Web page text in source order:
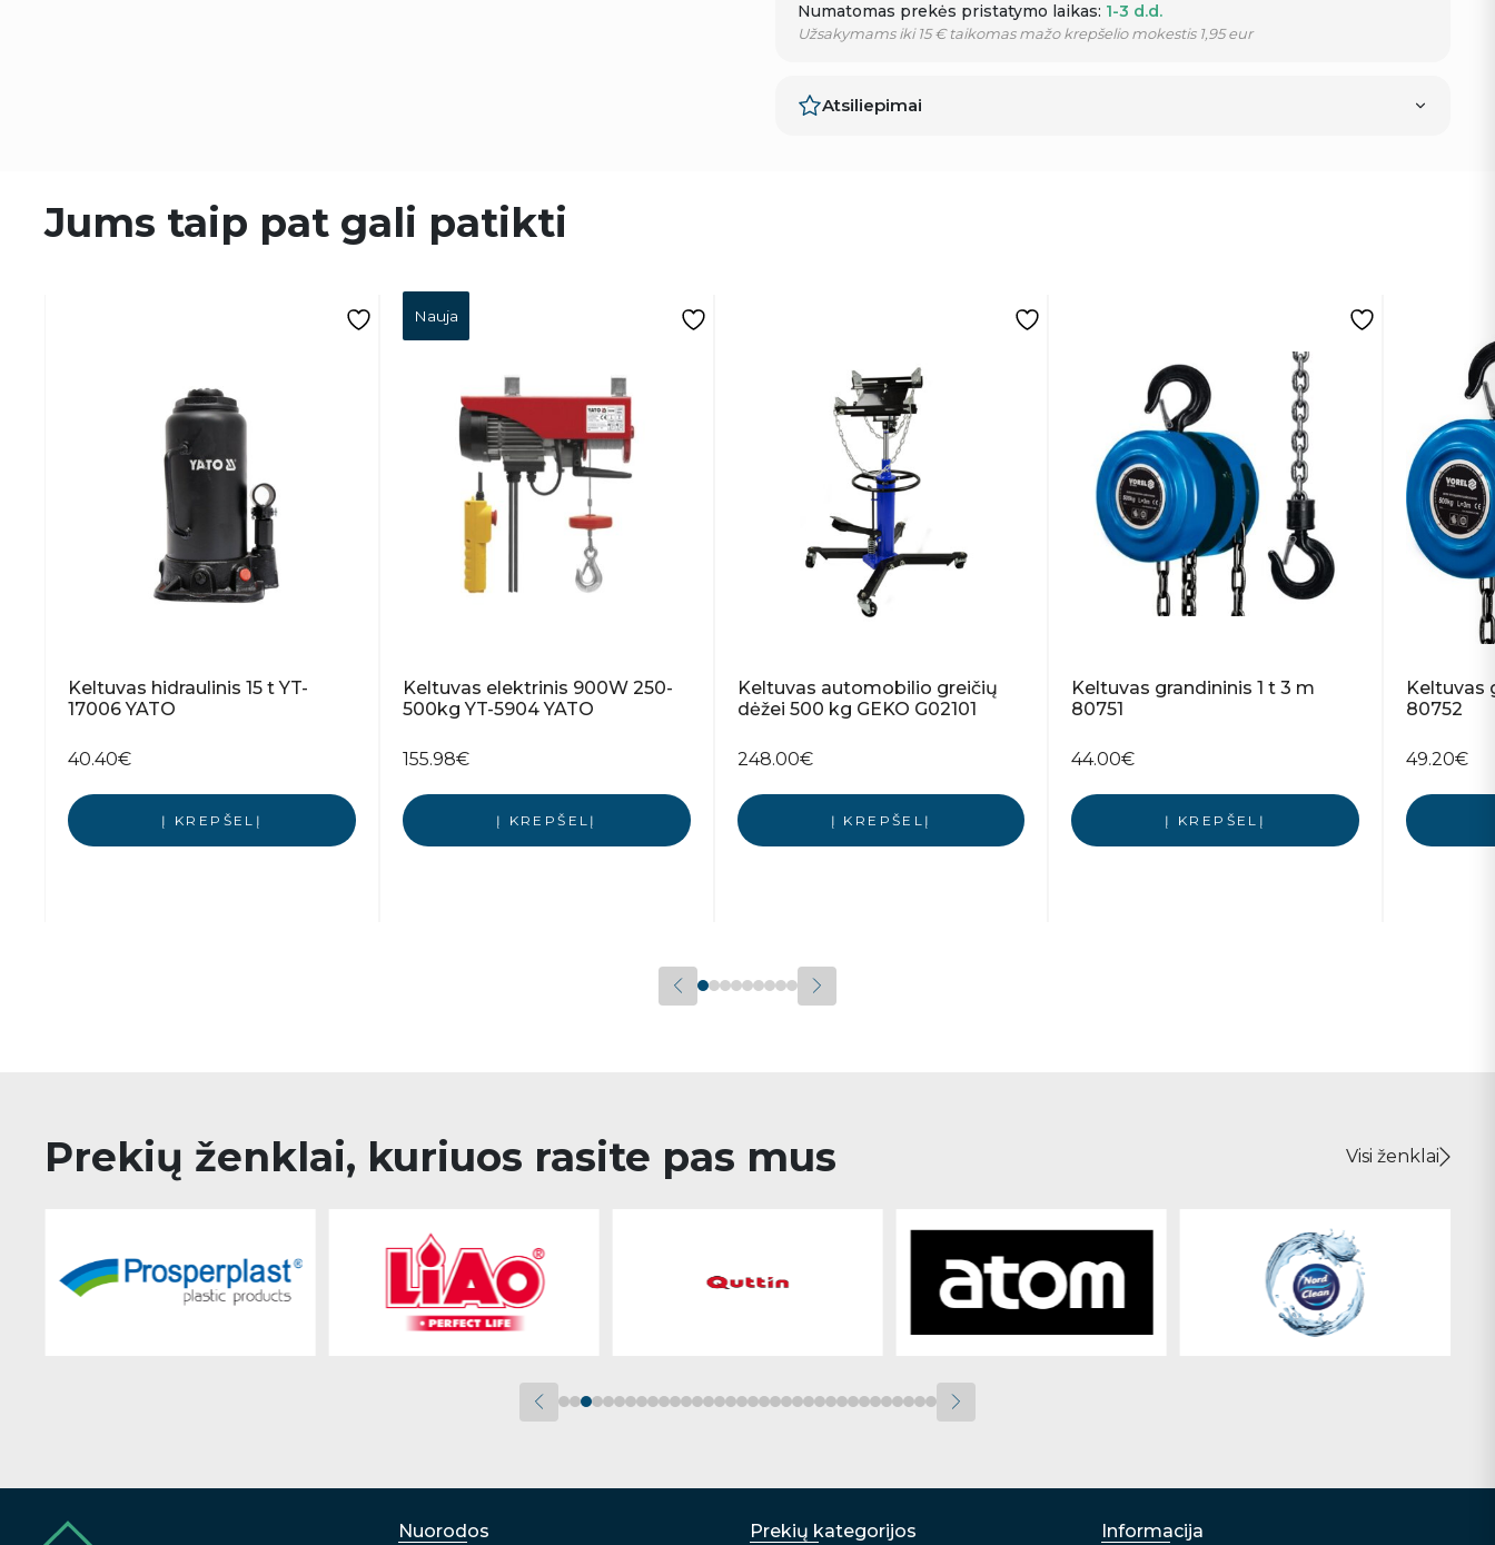
Numatomas prekės pristatymo laikas: 1-3 d.d.
Užsakymams iki 15 € taikomas mažo krepšelio mokestis 1,95 eur
Atsiliepimai
Jums taip pat gali patikti
Keltuvas hidraulinis 15 t YT-
17006 YATO
40.40€
Į KREPŠELĮ
Nauja
Keltuvas elektrinis 900W 250-
500kg YT-5904 YATO
155.98€
Į KREPŠELĮ
Keltuvas automobilio greičių
dėžei 500 kg GEKO G02101
248.00€
Į KREPŠELĮ
Keltuvas grandininis 1 t 3 m
80751
44.00€
Į KREPŠELĮ
Keltuvas
80752
49.20€
Prekių ženklai, kuriuos rasite pas mus Visi ženklai
Nuorodos
Prekių kategorijos
Informacija